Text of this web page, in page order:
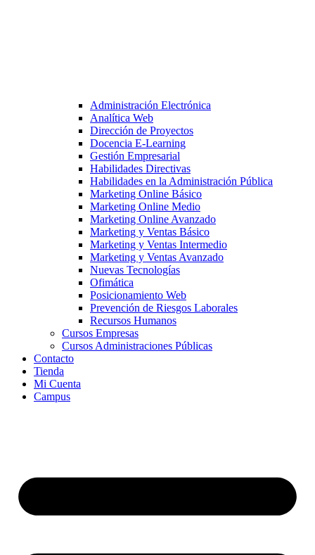
Administración Electrónica
Analítica Web
Dirección de Proyectos
Docencia E-Learning
Gestión Empresarial
Habilidades Directivas
Habilidades en la Administración Pública
Marketing Online Básico
Marketing Online Medio
Marketing Online Avanzado
Marketing y Ventas Básico
Marketing y Ventas Intermedio
Marketing y Ventas Avanzado
Nuevas Tecnologías
Ofimática
Posicionamiento Web
Prevención de Riesgos Laborales
Recursos Humanos
Cursos Empresas
Cursos Administraciones Públicas
Contacto
Tienda
Mi Cuenta
Campus